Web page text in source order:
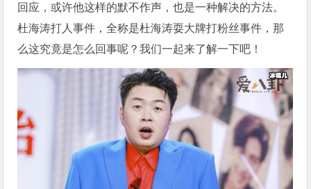
回应，或许他这样的默不作声，也是一种解决的方法。
杜海涛打人事件，全称是杜海涛耍大牌打粉丝事件，那
么这究竟是怎么回事呢？我们一起来了解一下吧！